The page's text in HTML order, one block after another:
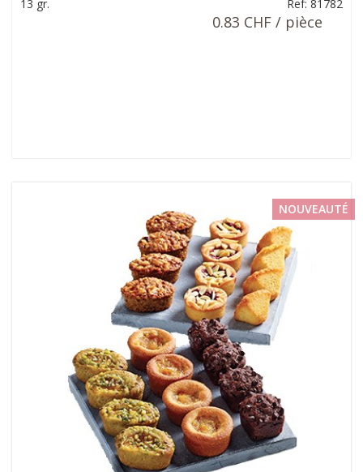
13 gr. Ref: 81782
0.83 CHF / pièce
NOUVEAUTÉ